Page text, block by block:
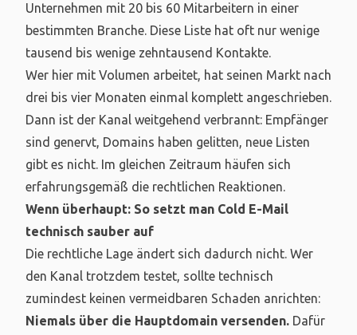
Unternehmen mit 20 bis 60 Mitarbeitern in einer
bestimmten Branche. Diese Liste hat oft nur wenige
tausend bis wenige zehntausend Kontakte.
Wer hier mit Volumen arbeitet, hat seinen Markt nach
drei bis vier Monaten einmal komplett angeschrieben.
Dann ist der Kanal weitgehend verbrannt: Empfänger
sind genervt, Domains haben gelitten, neue Listen
gibt es nicht. Im gleichen Zeitraum häufen sich
erfahrungsgemäß die rechtlichen Reaktionen.
Wenn überhaupt: So setzt man Cold E-Mail
technisch sauber auf
Die rechtliche Lage ändert sich dadurch nicht. Wer
den Kanal trotzdem testet, sollte technisch
zumindest keinen vermeidbaren Schaden anrichten:
Niemals über die Hauptdomain versenden. Dafür